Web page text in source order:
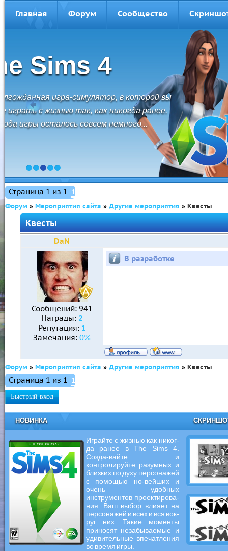
Главная Форум Сообщество
The Sims 3
The Sims 3 - это свобода перемещений,
безграничные возможности и невероятные
открытия. Создавайте персонажей и
1 2 3 4 5
Страница 1 из 1 1
Форум » Мероприятия сайта » Другие мероприятия » Квесты
Квесты
DaN
Сообщений: 941
Награды: 2
Репутация: 1
Замечания: 0%
В разработке
Форум » Мероприятия сайта » Другие мероприятия » Квесты
Страница 1 из 1 1
НОВИНКА
Играйте с жизнью как никог-
да ранее в The Sims 4.
Созда-вайте и
контролируйте разумных и
близких по духу персонажей
с помощью но-вейших и
очень удобных
инструментов проектирова-
ния. Ваш выбор влияет на
персонажей и всех и вся вок-
руг них. Такие моменты
приносят незабываемые и
удивительные впечатления
во время игры.